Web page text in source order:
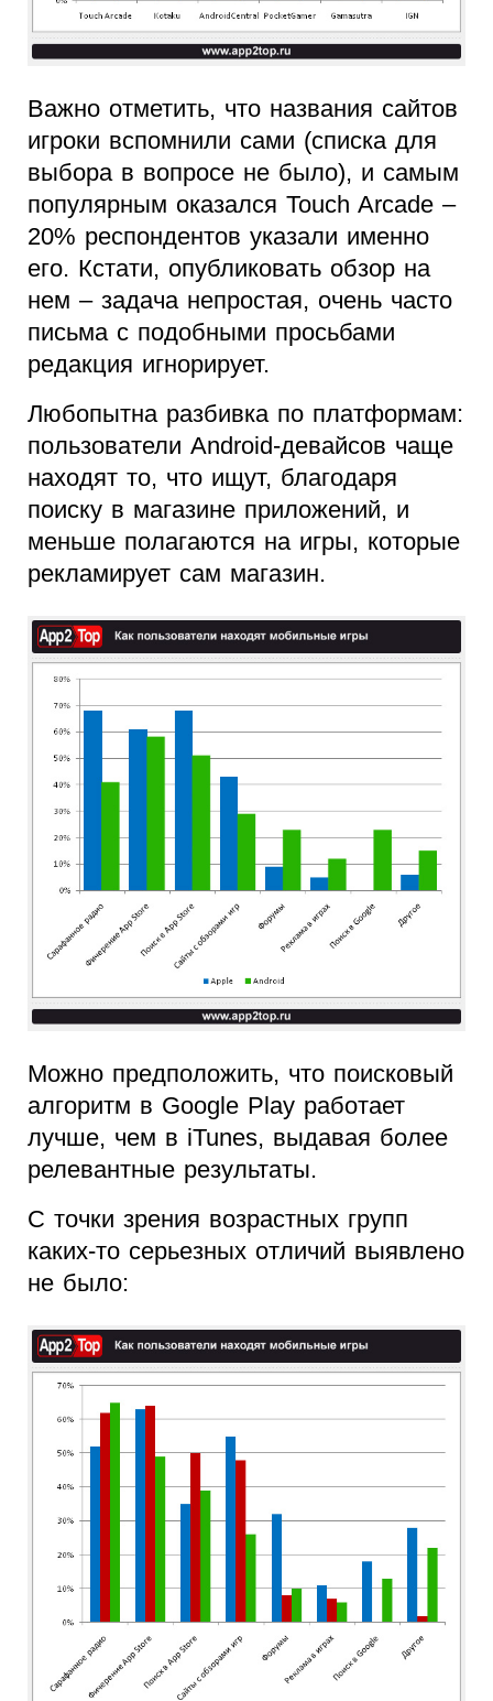
Важно отметить, что названия сайтов
игроки вспомнили сами (списка для
выбора в вопросе не было), и самым
популярным оказался Touch Arcade –
20% респондентов указали именно
его. Кстати, опубликовать обзор на
нем – задача непростая, очень часто
письма с подобными просьбами
редакция игнорирует.
Любопытна разбивка по платформам:
пользователи Android-девайсов чаще
находят то, что ищут, благодаря
поиску в магазине приложений, и
меньше полагаются на игры, которые
рекламирует сам магазин.
Можно предположить, что поисковый
алгоритм в Google Play работает
лучше, чем в iTunes, выдавая более
релевантные результаты.
С точки зрения возрастных групп
каких-то серьезных отличий выявлено
не было: